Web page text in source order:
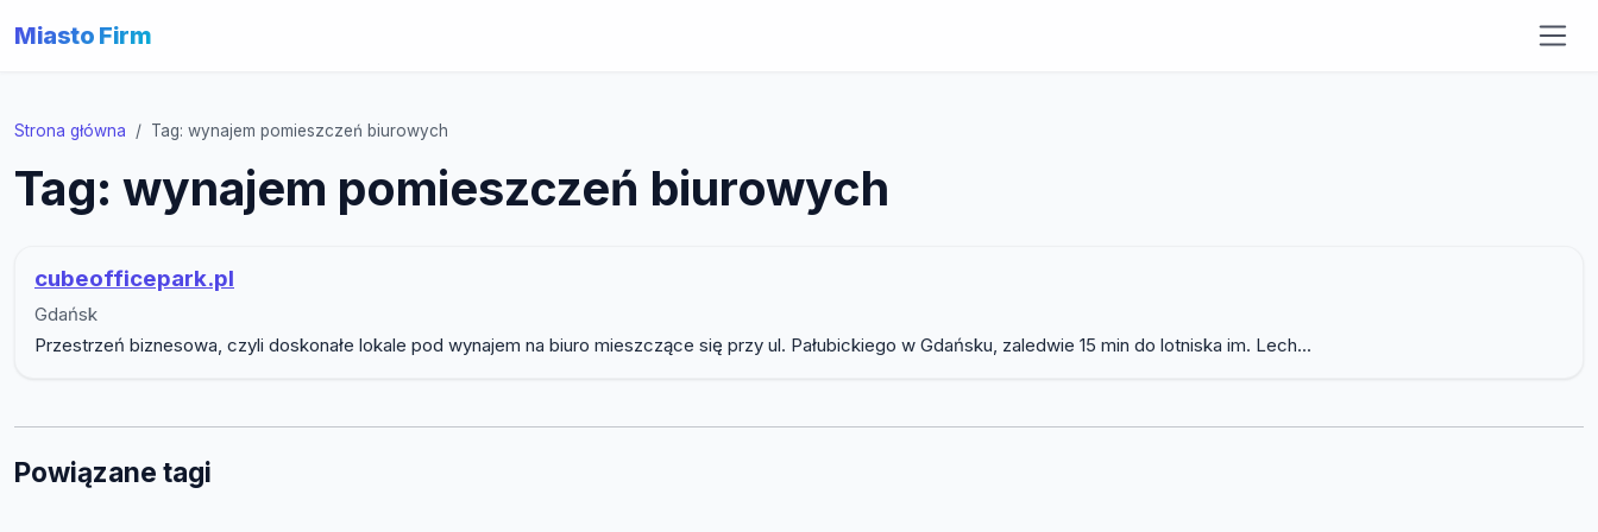
Miasto Firm
Strona główna Tag: wynajem pomieszczeń biurowych
Tag: wynajem pomieszczeń biurowych
cubeofficepark.pl
Gdańsk
Przestrzeń biznesowa, czyli doskonałe lokale pod wynajem na biuro mieszczące się przy ul. Pałubickiego w Gdańsku, zaledwie 15 min do lotniska im. Lech...
Powiązane tagi